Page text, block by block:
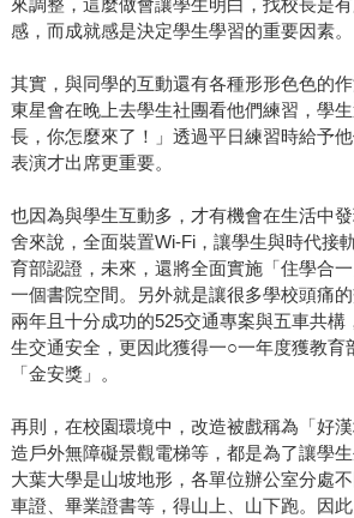
來調整，這麼做會讓學生明白，找校長是
感，而成就感是決定學生學習的重要因素。
其實，與同學的互動還有各種形形色色的
東星會在晚上去學生社團看他們練習，學
長，你怎麼來了！」透過平日練習時給予
表演才出席更重要。
也因為與學生互動多，才有機會在生活中
舍來說，全面裝置Wi-Fi，讓學生與時代接
育部認證，未來，還將全面實施「住學合
一個書院空間。另外就是讓很多學校頭痛
兩年且十分成功的525交通專案與五車共構
生交通安全，更因此獲得一○一年度獲教育
「金安獎」。
再則，在校園環境中，改造被戲稱為「好
造戶外無障礙景觀電梯等，都是為了讓學
大葉大學是山坡地形，各單位辦公室分處
車證、畢業證書等，得山上、山下跑。因